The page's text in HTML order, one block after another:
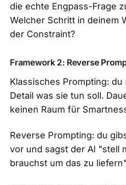
die echte Engpass-Frage
Welcher Schritt in deinem
der Constraint?
Framework 2: Reverse
Klassisches Prompting: du
Detail was sie tun soll.
keinen Raum für
Reverse Prompting: du
vor und sagst der AI "stell
brauchst um das zu